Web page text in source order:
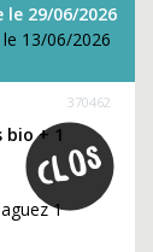
le 29/06/2026
13/06/2026
370462
+ 1
1